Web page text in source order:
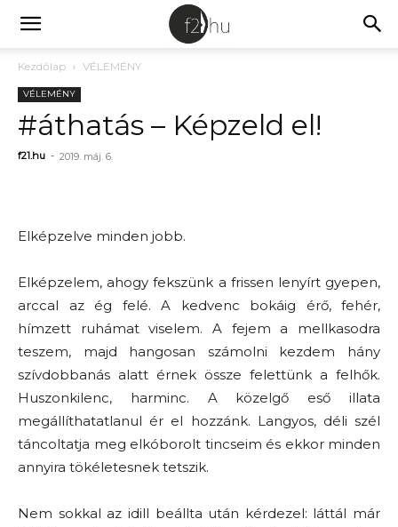
Kezdőlap VÉLEMÉNY
VÉLEMÉNY
#áthatás – Képzeld el!
f21.hu - 2019. máj. 6.
Elképzelve minden jobb.
Elképzelem, ahogy fekszünk a frissen lenyírt gyepen,
arccal az ég felé. A kedvenc bokáig érő, fehér,
hímzett ruhámat viselem. A fejem a mellkasodra
teszem, majd hangosan számolni kezdem hány
szívdobbanás alatt érnek össze felettünk a felhők.
Huszonkilenc, harminc. A közelgő eső illata
megállíthatatlanul ér el hozzánk. Langyos, déli szél
táncoltatja meg elkóborolt tincseim és ekkor minden
annyira tökéletesnek tetszik.
Nem sokkal az idill beállta után kérdezel: láttál már